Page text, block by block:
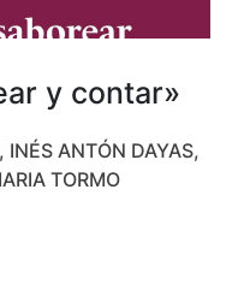
y contar»
INÉS ANTÓN DAYAS,
TORMO